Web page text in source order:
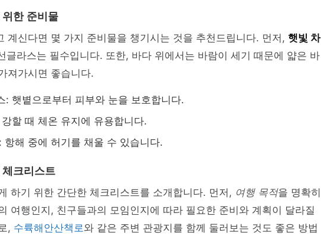
한 준비물
계신다면 몇 가지 준비물을 챙기시는 것을 추천드립니다. 먼저, 햇빛 차
글라스는 필수입니다. 또한, 바다 위에서는 바람이 세기 때문에 얇은 바
져가시면 좋습니다.
: 햇볕으로부터 피부와 눈을 보호합니다.
할 때 체온 유지에 유용합니다.
항해 중에 허기를 채울 수 있습니다.
크리스트
하기 위한 간단한 체크리스트를 소개합니다. 먼저, 여행 목적을 명확히
여행인지, 친구들과의 모임인지에 따라 필요한 준비와 계획이 달라질
, 수륙해안산책로와 같은 주변 관광지를 함께 둘러보는 것도 좋은 방법